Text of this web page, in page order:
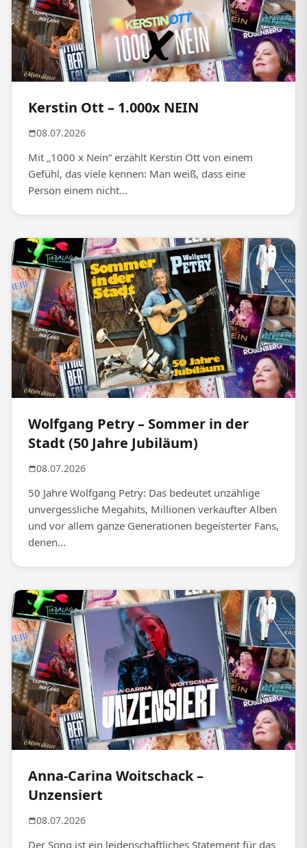
Kerstin Ott – 1.000x NEIN
08.07.2026
Mit „1000 x Nein“ erzählt Kerstin Ott von einem
Gefühl, das viele kennen: Man weiß, dass eine
Person einem nicht...
Wolfgang Petry – Sommer in der
Stadt (50 Jahre Jubiläum)
08.07.2026
50 Jahre Wolfgang Petry: Das bedeutet unzählige
unvergessliche Megahits, Millionen verkaufter Alben
und vor allem ganze Generationen begeisterter Fans,
denen...
Anna-Carina Woitschack –
Unzensiert
08.07.2026
Der Song ist ein leidenschaftliches Statement für das